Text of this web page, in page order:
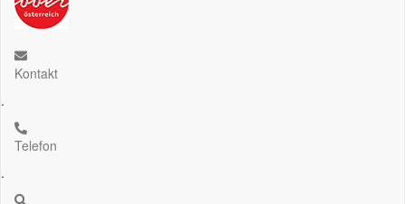
Kontakt
.
Telefon
.